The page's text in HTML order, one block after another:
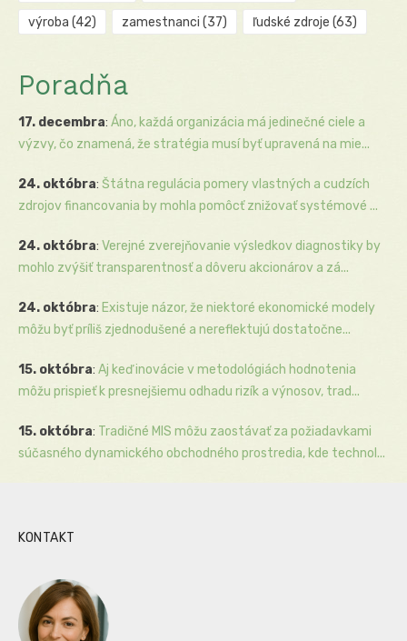
výroba (42) zamestnanci (37) ľudské zdroje (63)
Poradňa
17. decembra: Áno, každá organizácia má jedinečné ciele a
výzvy, čo znamená, že stratégia musí byť upravená na mie...
24. októbra: Štátna regulácia pomery vlastných a cudzích
zdrojov financovania by mohla pomôcť znižovať systémové ...
24. októbra: Verejné zverejňovanie výsledkov diagnostiky by
mohlo zvýšiť transparentnosť a dôveru akcionárov a zá...
24. októbra: Existuje názor, že niektoré ekonomické modely
môžu byť príliš zjednodušené a nereflektujú dostatočne...
15. októbra: Aj keď inovácie v metodológiách hodnotenia
môžu prispieť k presnejšiemu odhadu rizík a výnosov, trad...
15. októbra: Tradičné MIS môžu zaostávať za požiadavkami
súčasného dynamického obchodného prostredia, kde technol...
KONTAKT